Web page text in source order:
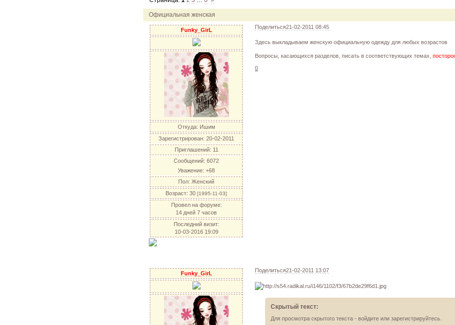
12.04.11
инфо
порадуйте друг друга подарками!
04.04.11
акция
акция "Друг"
04.04.11
акция акция "Downloads"
Официальная женская
Поделиться21-02-2011 08:45
Funky_GirL
Откуда: Ишим
Зарегистрирован: 20-02-2011
Приглашений: 11
Сообщений: 6072
Уважение: +68
Пол: Женский
Возраст: 30 [1995-11-03]
Провел на форуме:
14 дней 7 часов
Последний визит:
10-03-2016 19:09
Здесь выкладываем женскую официальную одежду для любых возрастов
Вопросы, касающихся разделов, писать в соответствующих темах,
0
Поделиться21-02-2011 13:07
Funky_GirL
Скрытый текст:
Для просмотра скрытого текста - войдитеили зарегистрируйтесь.